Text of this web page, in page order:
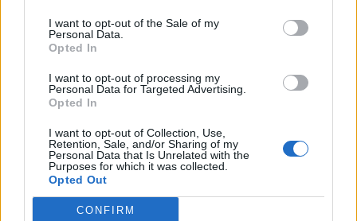
I want to opt-out of the Sale of my
Personal Data.
Opted In
I want to opt-out of processing my
Personal Data for Targeted Advertising.
Opted In
I want to opt-out of Collection, Use,
Retention, Sale, and/or Sharing of my
Personal Data that Is Unrelated with the
Purposes for which it was collected.
Opted Out
CONFIRM